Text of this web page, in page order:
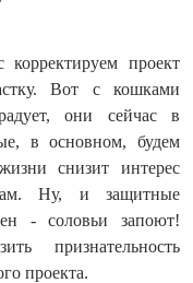
корректируем проект
Вот с кошками
они сейчас в
в основном, будем
снизит интерес
Ну, и защитные
- соловьи запоют!
признательность
проекта.